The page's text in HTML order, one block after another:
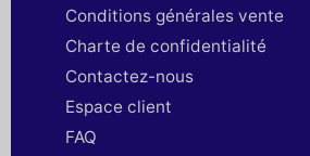
Conditions générales vente
Charte de confidentialité
Contactez-nous
Espace client
FAQ